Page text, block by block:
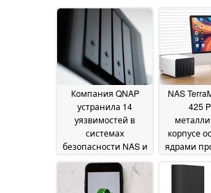
Компания QNAP
устранила 14
уязвимостей в
системах
безопасности NAS и
рекомендует
обновить QTS и
QuTS
29 June 2026
NAS
425
корпусе
ядрами
и 3